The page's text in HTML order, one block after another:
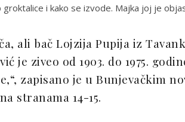
i kako se izvode. Majka joj je
ali bač Lojzija Pupija iz
je ziveo od 1903. do 1975.
zapisano je u Bunjevačkim
stranama 14-15.